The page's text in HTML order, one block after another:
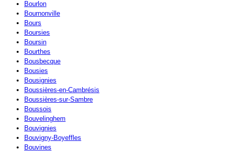
Bourlon
Bournonville
Bours
Boursies
Boursin
Bourthes
Bousbecque
Bousies
Bousignies
Boussières-en-Cambrésis
Boussières-sur-Sambre
Boussois
Bouvelinghem
Bouvignies
Bouvigny-Boyeffles
Bouvines